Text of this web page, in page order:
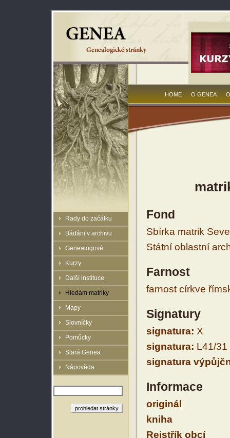
Rady do začátku
Bádání v archivu
Genealogové
Kurzy
Další instituce
Hledám matriky
Mapy
Slovníčky
Pomůcky
Stará Genea
Nápověda
HOME O GENEA
Fond
Sbírka matrik
Státní oblastní
Farnost
farnost církve
Signatury
signatura: X
signatura: L41/31
signatura
Informace
originál
kniha
Rejstřík obcí